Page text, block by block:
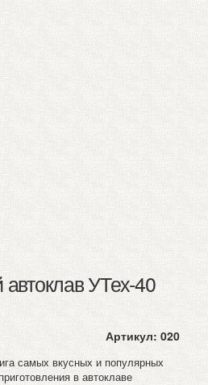
УТех-40
Артикул: 020
самых вкусных и популярных
в автоклаве